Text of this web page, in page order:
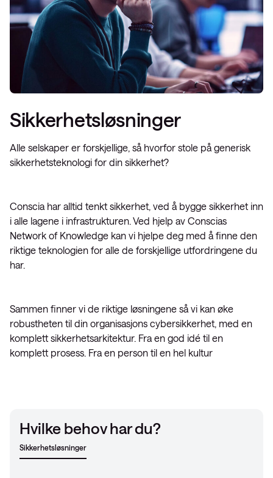
Sikkerhetsløsninger
Alle selskaper er forskjellige, så hvorfor stole på generisk
sikkerhetsteknologi for din sikkerhet?
Conscia har alltid tenkt sikkerhet, ved å bygge sikkerhet inn
i alle lagene i infrastrukturen. Ved hjelp av Conscias
Network of Knowledge kan vi hjelpe deg med å finne den
riktige teknologien for alle de forskjellige utfordringene du
har.
Sammen finner vi de riktige løsningene så vi kan øke
robustheten til din organisasjons cybersikkerhet, med en
komplett sikkerhetsarkitektur. Fra en god idé til en
komplett prosess. Fra en person til en hel kultur
Hvilke behov har du?
Sikkerhetsløsninger